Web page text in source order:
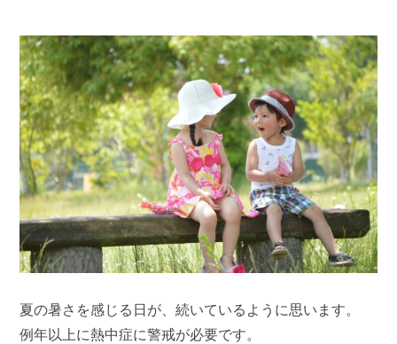
夏の暑さを感じる日が、続いているように思います。
例年以上に熱中症に警戒が必要です。